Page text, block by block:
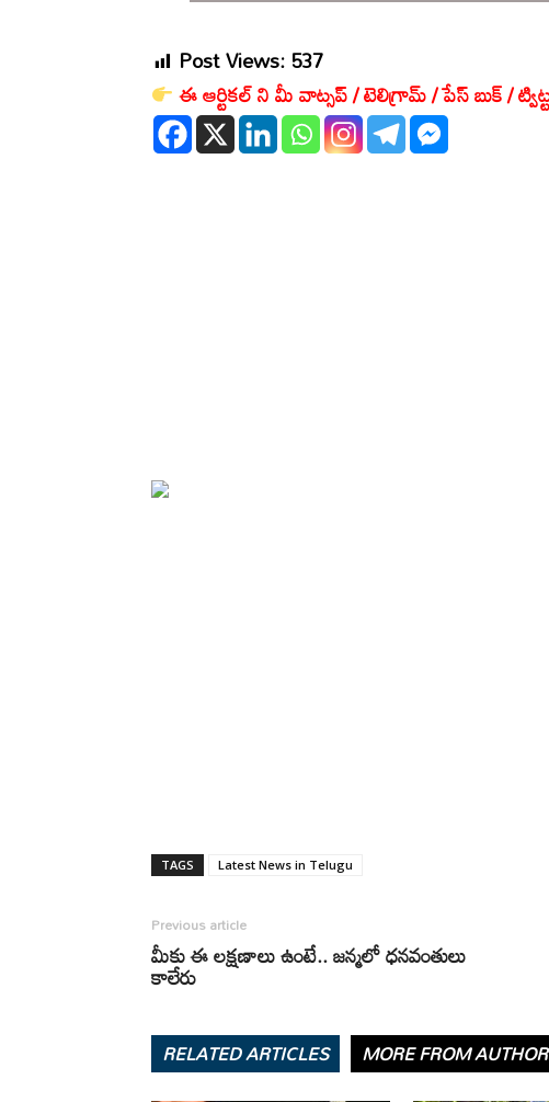
Post Views:537
ఈ ఆర్టికల్ ని మీ వాట్సప్ / టెలిగ్రామ్ / పేస్ బుక్ /
TAGS Latest News in Telugu
Previous article
మీకు ఈ లక్షణాలు ఉంటే.. జన్మలో ధనవంతులు
కాలేరు
RELATED ARTICLES MORE FROM AUTHOR